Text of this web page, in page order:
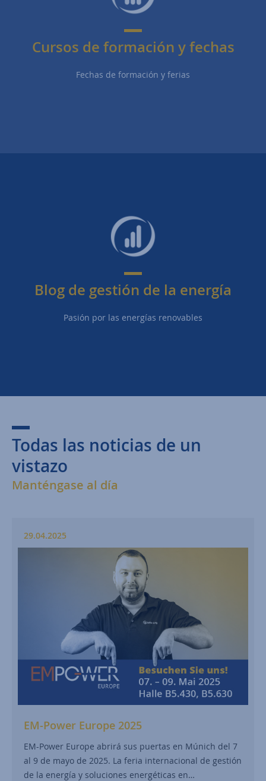
Cursos de formación y fechas
Fechas de formación y ferias
Blog de gestión de la energía
Pasión por las energías renovables
Todas las noticias de un
vistazo
Manténgase al día
29.04.2025
EM-Power Europe 2025
EM-Power Europe abrirá sus puertas en Múnich del 7
al 9 de mayo de 2025. La feria internacional de gestión
de la energía y soluciones energéticas en…